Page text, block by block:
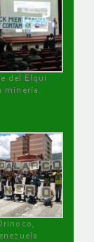
del Elqui
minería.